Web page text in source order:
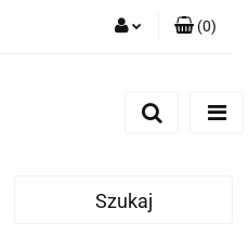
(0)
Szukaj